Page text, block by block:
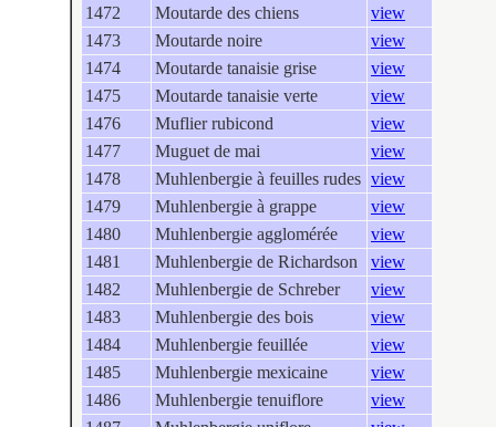
1472
Moutarde des chiens
view
1473
Moutarde noire
view
1474
Moutarde tanaisie grise
view
1475
Moutarde tanaisie verte
view
1476
Muflier rubicond
view
1477
Muguet de mai
view
1478
Muhlenbergie à feuilles rudes view
1479
Muhlenbergie à grappe
view
1480
Muhlenbergie agglomérée
view
1481
Muhlenbergie de Richardson
view
1482
Muhlenbergie de Schreber
view
1483
Muhlenbergie des bois
view
1484
Muhlenbergie feuillée
view
1485
Muhlenbergie mexicaine
view
1486
Muhlenbergie tenuiflore
view